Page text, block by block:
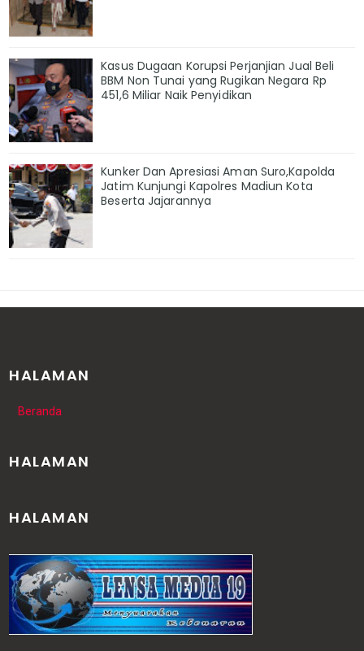
Kasus Dugaan Korupsi Perjanjian Jual Beli
BBM Non Tunai yang Rugikan Negara Rp
451,6 Miliar Naik Penyidikan
Kunker Dan Apresiasi Aman Suro,Kapolda
Jatim Kunjungi Kapolres Madiun Kota
Beserta Jajarannya
HALAMAN
Beranda
HALAMAN
HALAMAN